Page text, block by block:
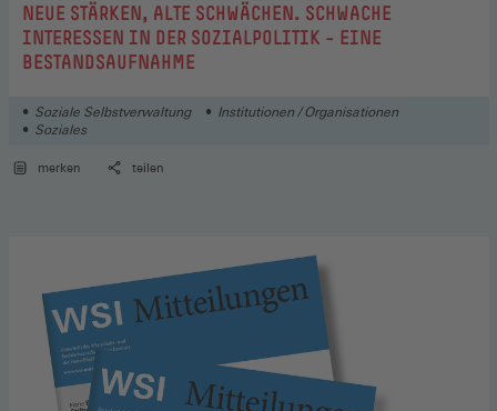
:NEUE STÄRKEN, ALTE SCHWÄCHEN. SCHWACHE
INTERESSEN IN DER SOZIALPOLITIK – EINE
BESTANDSAUFNAHME
Soziale Selbstverwaltung
Institutionen / Organisationen
Soziales
merken teilen